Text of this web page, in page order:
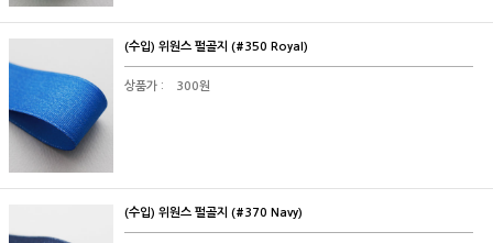
(수입) 위원스 펄골지 (#350 Royal)
상품가 : 300원
(수입) 위원스 펄골지 (#370 Navy)